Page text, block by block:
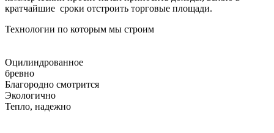
кратчайшие сроки отстроить торговые площади.
Технологии по которым мы строим
Оцилиндрованное
бревно
Благородно смотрится
Экологично
Тепло, надежно